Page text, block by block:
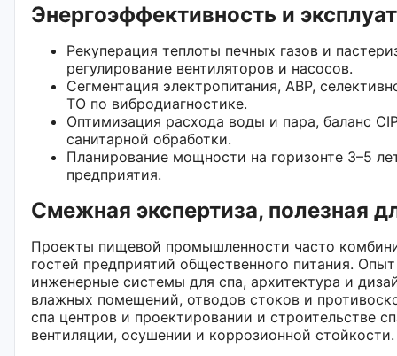
Энергоэффективность и
Рекуперация теплоты печных газов и
регулирование вентиляторов и насосов.
Сегментация электропитания, АВР,
ТО по вибродиагностике.
Оптимизация расхода воды и пара, баланс
санитарной обработки.
Планирование мощности на горизонте 3–5
предприятия.
Смежная экспертиза, полезная
Проекты пищевой промышленности часто
гостей предприятий общественного питания.
инженерные системы для спа, архитектура и
влажных помещений, отводов стоков и
спа центров и проектировании и строительстве
вентиляции, осушении и коррозионной стойкости.